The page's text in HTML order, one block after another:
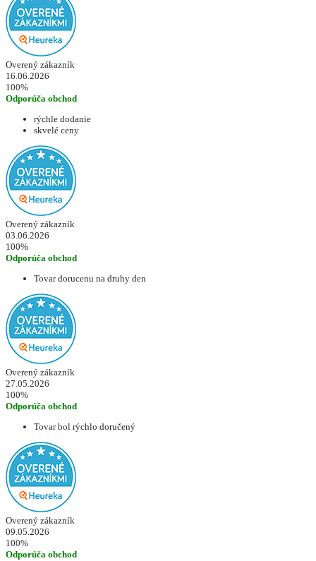
Overený zákazník
16.06.2026
100%
Odporúča obchod
rýchle dodanie
skvelé ceny
Overený zákazník
03.06.2026
100%
Odporúča obchod
Tovar dorucenu na druhy den
Overený zákazník
27.05.2026
100%
Odporúča obchod
Tovar bol rýchlo doručený
Overený zákazník
09.05.2026
100%
Odporúča obchod